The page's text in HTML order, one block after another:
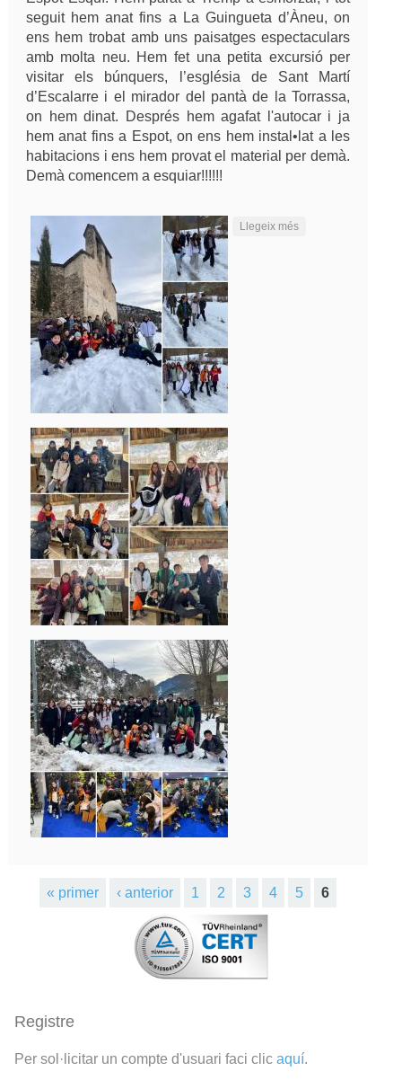
seguit hem anat fins a La Guingueta d’Àneu, on
ens hem trobat amb uns paisatges espectaculars
amb molta neu. Hem fet una petita excursió per
visitar els búnquers, l’església de Sant Martí
d’Escalarre i el mirador del pantà de la Torrassa,
on hem dinat. Després hem agafat l'autocar i ja
hem anat fins a Espot, on ens hem instal•lat a les
habitacions i ens hem provat el material per demà.
Demà comencem a esquiar!!!!!!
Llegeix méssobre Ja estem a
Pàgines« primer ‹ anterior 1 2 3 4 5 6
Registre
Per sol·licitar un compte d'usuari faci clic aquí.